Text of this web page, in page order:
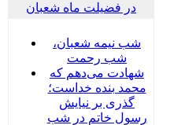
در فضیلت ماه شعبان
شب نیمه شعبان،
شب رحمت
شهادت می‌دهم که
محمد بنده خداست؛
گذری بر نیایش
رسول خاتم در شب